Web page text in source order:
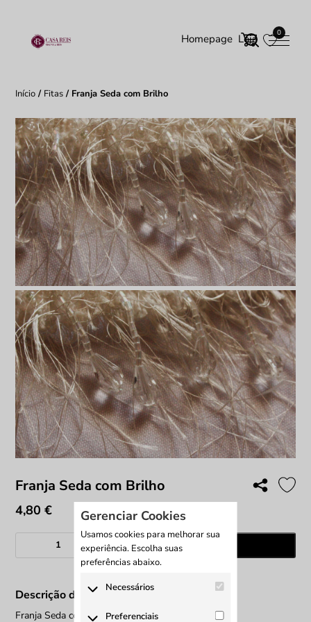
Homepage Loja 0
Início / Fitas / Franja Seda com Brilho
Franja Seda com Brilho
4,80€
Quantidade
de
com
Brilho
Adicionar
Descrição do produto
Franja Seda com Brilho
Gerenciar Cookies
Usamos cookies para melhorar sua
experiência. Escolha suas
preferências abaixo.
Necessários
Os cookies necessários são
Preferenciais